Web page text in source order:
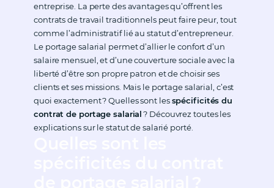
entreprise. La perte des avantages qu’offrent les
contrats de travail traditionnels peut faire peur, tout
comme l’administratif lié au statut d’entrepreneur.
Le portage salarial permet d’allier le confort d’un
salaire mensuel, et d’une couverture sociale avec la
liberté d’être son propre patron et de choisir ses
clients et ses missions. Mais le portage salarial, c’est
quoi exactement ? Quelles sont lesspécificités du
contrat de portage salarial? Découvrez toutes les
explications sur le statut de salarié porté.